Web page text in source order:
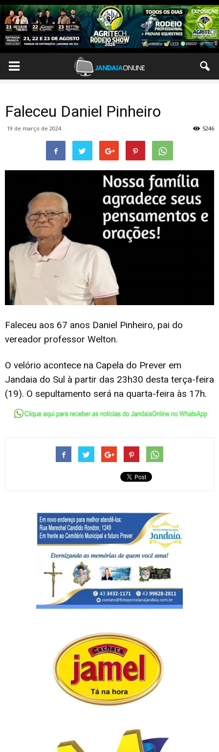
Faleceu Daniel Pinheiro
19 de março de 2024 5246
Faleceu aos 67 anos Daniel Pinheiro, pai do
vereador professor Welton.
O velório acontece na Capela do Prever em
Jandaia do Sul à partir das 23h30 desta terça-feira
(19). O sepultamento será na quarta-feira às 17h.